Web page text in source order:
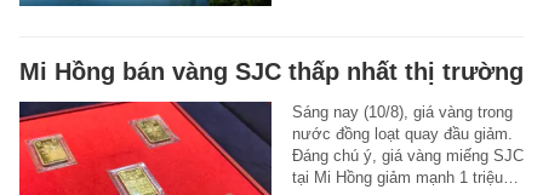
Mi Hồng bán vàng SJC thấp nhất thị trường
Sáng nay (10/8), giá vàng trong
nước đồng loạt quay đầu giảm.
Đáng chú ý, giá vàng miếng SJC
tại Mi Hồng giảm mạnh 1 triệu…